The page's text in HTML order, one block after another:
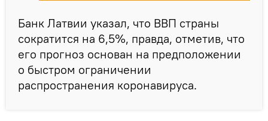
Банк Латвии указал, что ВВП страны
сократится на 6,5%, правда, отметив, что
его прогноз основан на предположении
о быстром ограничении
распространения коронавируса.